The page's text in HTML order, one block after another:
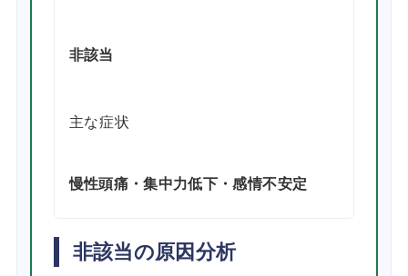
非該当
主な症状
慢性頭痛・集中力低下・感情不安定
非該当の原因分析